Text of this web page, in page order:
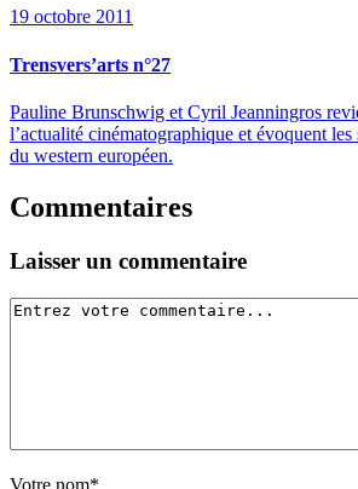
19 octobre 2011
Trensvers’arts n°27
Pauline Brunschwig et Cyril Jeanningros
l’actualité cinématographique et évoquent les
du western européen.
Commentaires
Laisser un commentaire
Votre nom*